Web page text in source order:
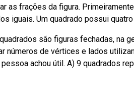
as frações da figura.
iguais. Um quadrado possui
são figuras fechadas, na
números de vértices e lados
achou útil. A) 9 quadrados